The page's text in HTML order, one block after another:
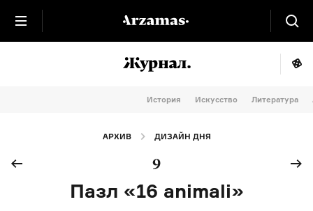
История Искусство Литература
АРХИВ ДИЗАЙН ДНЯ
9
Пазл «16 animali»